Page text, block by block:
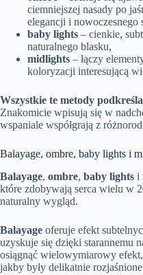
ciemniejszej nasady po
elegancji i nowoczesnego
baby lights – cienkie,
naturalnego blasku,
midlights – łączy
koloryzacji interesującą
Wszystkie te metody
Znakomicie wpisują się w
wspaniale współgrają z
Balayage, ombre, baby lights i
Balayage, ombre, baby lights i
które zdobywają serca wielu w
naturalny wygląd.
Balayage oferuje efekt
uzyskuje się dzięki starannemu
osiągnąć wielowymiarowy
jakby były delikatnie